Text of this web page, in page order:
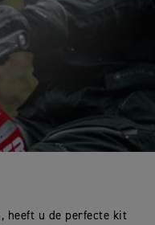
heeft u de perfecte kit